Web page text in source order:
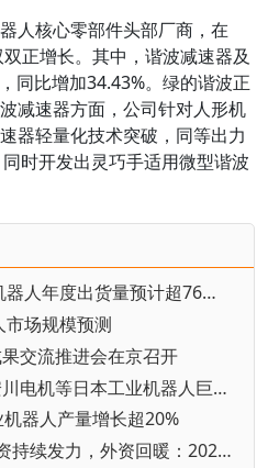
人核心零部件头部厂商，在
正增长。其中，谐波减速器及
同比增加34.43%。绿的谐波正
减速器方面，公司针对人形机
器轻量化技术突破，同等出力
时开发出灵巧手适用微型谐波
▪ 到2030年，全球工业机器人年度出货量预计超76万台
市场规模预测
交流推进会在京召开
▪ 英伟达正与发那科、安川电机等日本工业机器人巨头开展AI合作
器人产量增长超20%
▪ Q3同比增长7.3%！内资持续发力，外资回暖：2025年前三季度中国工业机器人市场的暗战格局